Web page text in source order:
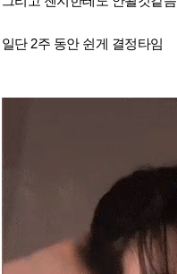
일단 2주 동안 쉰게 결정타임